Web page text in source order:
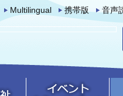
Multilingual 携帯版 音声